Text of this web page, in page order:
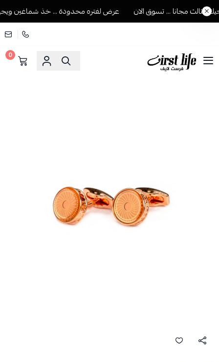
مجانا ... تسوق الان عرض لفتره محدودة ... خذ شماغين ويجيك
فرست لايف للمستلزمات الرجالية
0